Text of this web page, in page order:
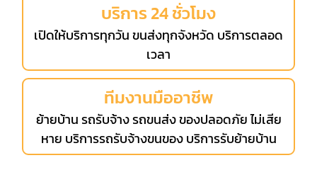
บริการ 24 ชั่วโมง
เปิดให้บริการทุกวัน ขนส่งทุกจังหวัด บริการตลอด
เวลา
ทีมงานมืออาชีพ
ย้ายบ้าน รถรับจ้าง รถขนส่ง ของปลอดภัย ไม่เสีย
หาย บริการรถรับจ้างขนของ บริการรับย้ายบ้าน